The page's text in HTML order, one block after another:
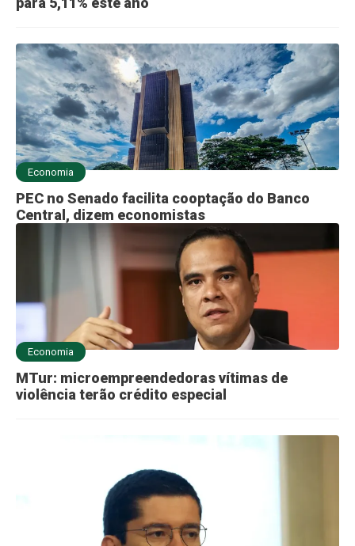
Economia
PEC no Senado facilita cooptação do Banco
Central, dizem economistas
Economia
MTur: microempreendedoras vítimas de
violência terão crédito especial